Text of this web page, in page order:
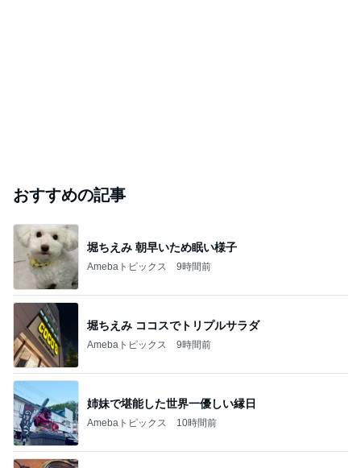
おすすめの記事
堀ちえみ 朝早いため眠い様子
Amebaトピックス 9時間前
堀ちえみ ココスでトリプルサラダ
Amebaトピックス 9時間前
姉妹で堪能した世界一優しい縁日
Amebaトピックス 10時間前